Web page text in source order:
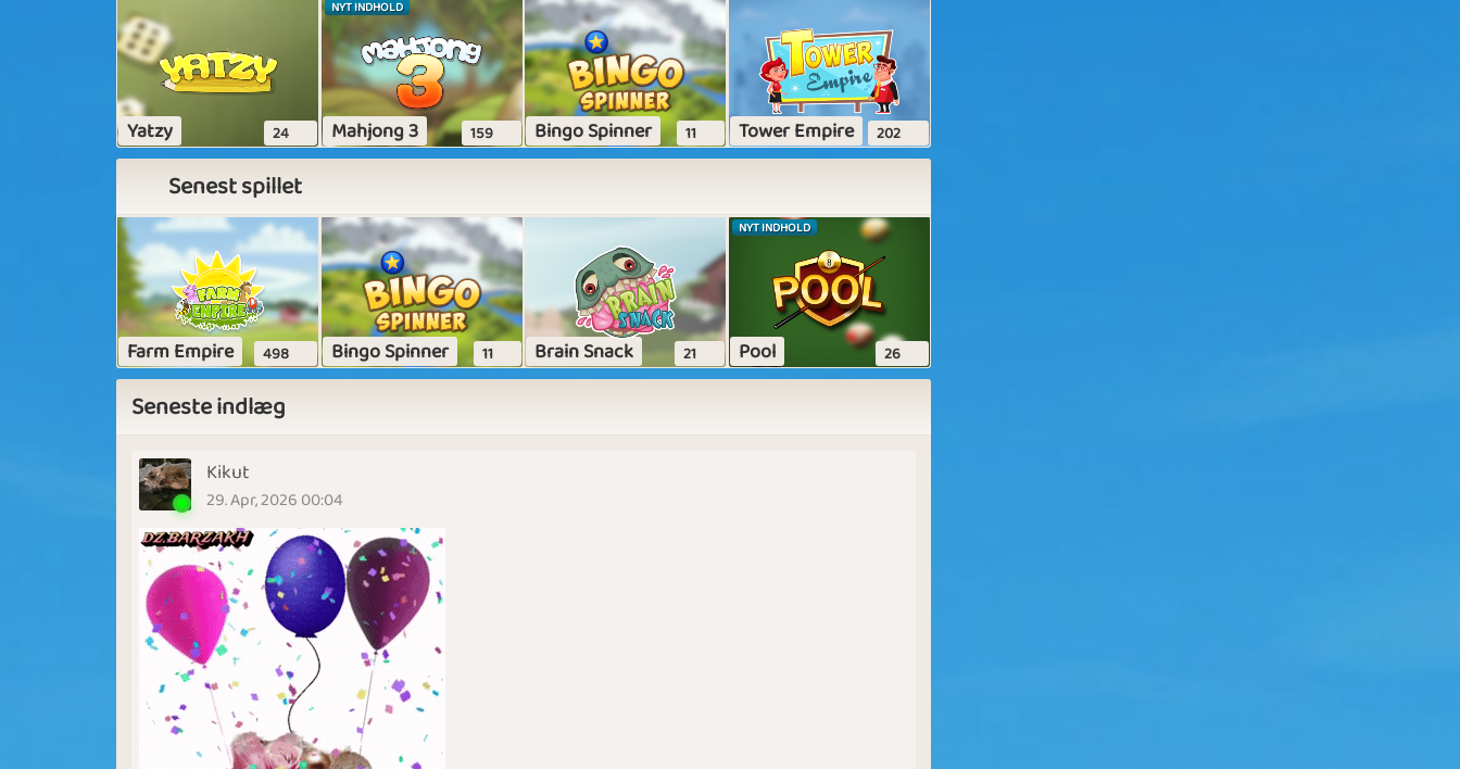
Yatzy 24
NYT INDHOLD
Mahjong 3 159 Bingo Spinner 11 Tower Empire 202
Senest spillet
Farm Empire 498 Bingo Spinner 11 Brain Snack 21
NYT INDHOLD
Pool 26
Seneste indlæg
Kikut
29. Apr, 2026 00:04